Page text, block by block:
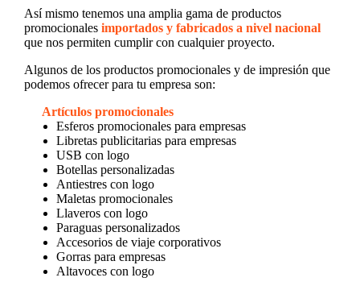
Así mismo tenemos una amplia gama de productos
promocionales importados y fabricados a nivel nacional
que nos permiten cumplir con cualquier proyecto.
Algunos de los productos promocionales y de impresión que
podemos ofrecer para tu empresa son:
Artículos promocionales
Esferos promocionales para empresas
Libretas publicitarias para empresas
USB con logo
Botellas personalizadas
Antiestres con logo
Maletas promocionales
Llaveros con logo
Paraguas personalizados
Accesorios de viaje corporativos
Gorras para empresas
Altavoces con logo